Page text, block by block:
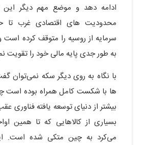
ادامه دهد و موضع مهم دیگر
محدودیت های اقتصادی غرب تا
سرمایه از روسیه را متوقف کرده است
به طور جدی پایه مالی خود را تقویت
با نگاه به روی دیگر سکه نمی‌توان
ها با شکست کامل همراه بوده است
بیشتر از دنیای توسعه یافته فناوری
بسیاری از کالاهایی که تا همین
می‌کرد به چین متکی شده است.